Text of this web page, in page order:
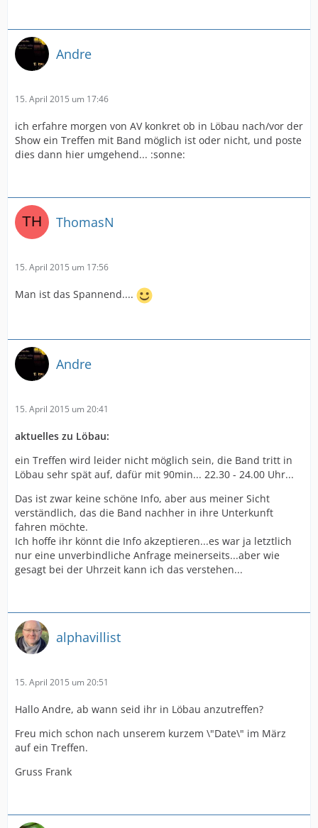
Andre
15. April 2015 um 17:46
ich erfahre morgen von AV konkret ob in Löbau nach/vor der
Show ein Treffen mit Band möglich ist oder nicht, und poste
dies dann hier umgehend... :sonne:
ThomasN
15. April 2015 um 17:56
Man ist das Spannend....
Andre
15. April 2015 um 20:41
aktuelles zu Löbau:
ein Treffen wird leider nicht möglich sein, die Band tritt in
Löbau sehr spät auf, dafür mit 90min... 22.30 - 24.00 Uhr...
Das ist zwar keine schöne Info, aber aus meiner Sicht
verständlich, das die Band nachher in ihre Unterkunft
fahren möchte.
Ich hoffe ihr könnt die Info akzeptieren...es war ja letztlich
nur eine unverbindliche Anfrage meinerseits...aber wie
gesagt bei der Uhrzeit kann ich das verstehen...
alphavillist
15. April 2015 um 20:51
Hallo Andre, ab wann seid ihr in Löbau anzutreffen?
Freu mich schon nach unserem kurzem \"Date\" im März
auf ein Treffen.
Gruss Frank